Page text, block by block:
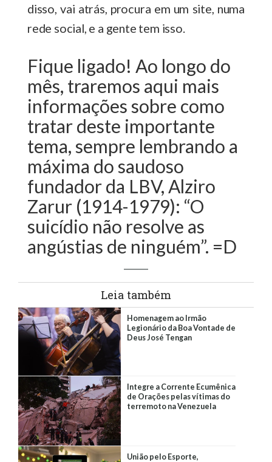
disso, vai atrás, procura em um site, numa
rede social, e a gente tem isso.
Fique ligado! Ao longo do
mês, traremos aqui mais
informações sobre como
tratar deste importante
tema, sempre lembrando a
máxima do saudoso
fundador da LBV, Alziro
Zarur (1914-1979): “O
suicídio não resolve as
angústias de ninguém”. =D
Leia também
Homenagem ao Irmão
Legionário da Boa Vontade de
Deus José Tengan
Integre a Corrente Ecumênica
de Orações pelas vítimas do
terremoto na Venezuela
União pelo Esporte,